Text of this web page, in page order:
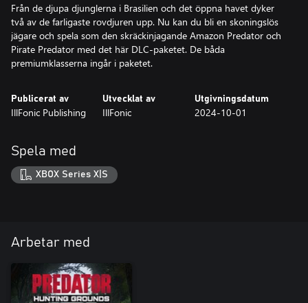
Från de djupa djunglerna i Brasilien och det öppna havet dyker
två av de farligaste rovdjuren upp. Nu kan du bli en skoningslös
jägare och spela som den skräckinjagande Amazon Predator och
Pirate Predator med det här DLC-paketet. De båda
premiumklasserna ingår i paketet.
Publicerat av
IllFonic Publishing
Utvecklat av
IllFonic
Utgivningsdatum
2024-10-01
Spela med
XBOX Series X|S
Arbetar med